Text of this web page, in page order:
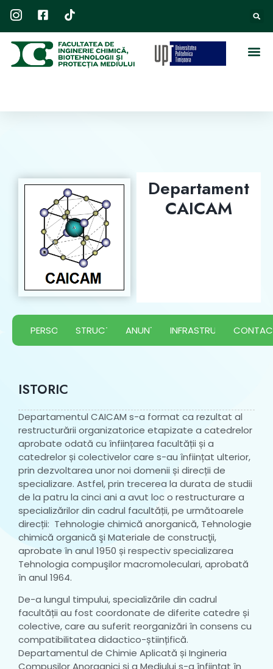
Departament
CAICAM
PERSONAL STRUCTURAANUNȚURI INFRASTRUCTURĂ
ISTORIC
Departamentul CAICAM s-a format ca rezultat al
restructurării organizatorice etapizate a catedrelor
aprobate odată cu înființarea facultății și a
catedrelor și colectivelor care s-au înființat ulterior,
prin dezvoltarea unor noi domenii și direcții de
specializare. Astfel, prin trecerea la durata de studii
de la patru la cinci ani a avut loc o restructurare a
specializărilor din cadrul facultății, pe următoarele
direcții: Tehnologie chimică anorganică, Tehnologie
chimică organică şi Materiale de construcţii,
aprobate în anul 1950 și respectiv specializarea
Tehnologia compuşilor macromoleculari, aprobată
în anul 1964.
De-a lungul timpului, specializările din cadrul
facultății au fost coordonate de diferite catedre și
colective, care au suferit reorganizări în consens cu
compatibilitatea didactico-științifică.
Departamentul de Chimie Aplicată și Ingineria
Compușilor Anorganici și a Mediului s-a înființat în